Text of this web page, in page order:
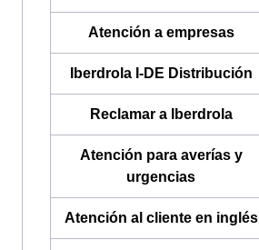
Atención a empresas
Iberdrola I-DE Distribución
Reclamar a Iberdrola
Atención para averías y
urgencias
Atención al cliente en inglés